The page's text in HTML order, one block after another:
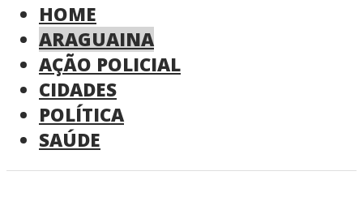
HOME
ARAGUAINA
AÇÃO POLICIAL
CIDADES
POLÍTICA
SAÚDE